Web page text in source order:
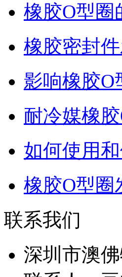
橡胶O型圈
橡胶密封
影响橡胶
耐冷媒橡
如何使用
橡胶O型
联系我们
深圳市澳